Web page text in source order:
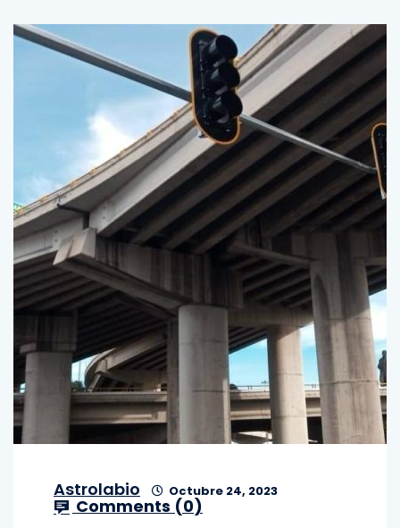
Astrolabio Octubre 24, 2023
Comments (0)